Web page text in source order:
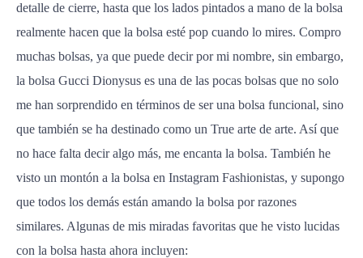
detalle de cierre, hasta que los lados pintados a mano de la bolsa
realmente hacen que la bolsa esté pop cuando lo mires. Compro
muchas bolsas, ya que puede decir por mi nombre, sin embargo,
la bolsa Gucci Dionysus es una de las pocas bolsas que no solo
me han sorprendido en términos de ser una bolsa funcional, sino
que también se ha destinado como un True arte de arte. Así que
no hace falta decir algo más, me encanta la bolsa. También he
visto un montón a la bolsa en Instagram Fashionistas, y supongo
que todos los demás están amando la bolsa por razones
similares. Algunas de mis miradas favoritas que he visto lucidas
con la bolsa hasta ahora incluyen: